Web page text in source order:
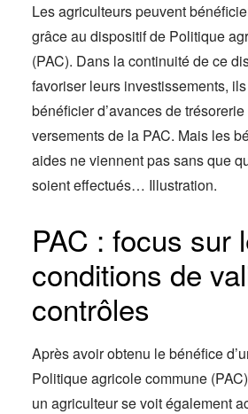
Les agriculteurs peuvent
grâce au dispositif de Politique
(PAC). Dans la continuité de ce
favoriser leurs investissements,
bénéficier d’avances de
versements de la PAC. Mais les
aides ne viennent pas sans que
soient effectués… Illustration.
PAC : focus sur
conditions de
contrôles
Après avoir obtenu le bénéfice
Politique agricole commune
un agriculteur se voit également